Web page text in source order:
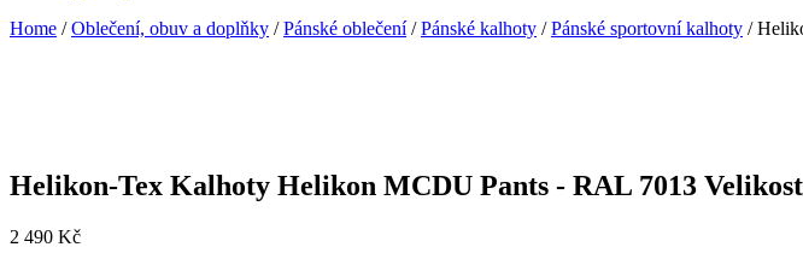
Home /Oblečení, obuv a doplňky /Pánské oblečení/Pánské kalhoty /Pánské sportovní kalhoty /
Helikon-Tex Kalhoty Helikon MCDU Pants - RAL 7013
2 490 Kč